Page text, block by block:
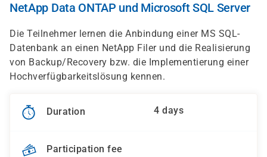
NetApp Data ONTAP und Microsoft SQL Server
Die Teilnehmer lernen die Anbindung einer MS SQL-
Datenbank an einen NetApp Filer und die Realisierung
von Backup/Recovery bzw. die Implementierung einer
Hochverfügbarkeitslösung kennen.
Duration 4 days
Participation fee